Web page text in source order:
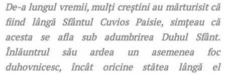
De-a lungul vremii, mulți creștini au mărturisit că
fiind lângă Sfântul Cuvios Paisie, simţeau că
acesta se afla sub adumbrirea Duhul Sfânt.
Înlăuntrul său ardea un asemenea foc
duhovnicesc, încât oricine stătea lângă el